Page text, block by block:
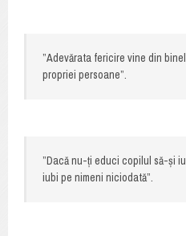
”Adevărata fericire vine din
propriei persoane”.
”Dacă nu-ți educi copilul să-și
iubi pe nimeni niciodată”.